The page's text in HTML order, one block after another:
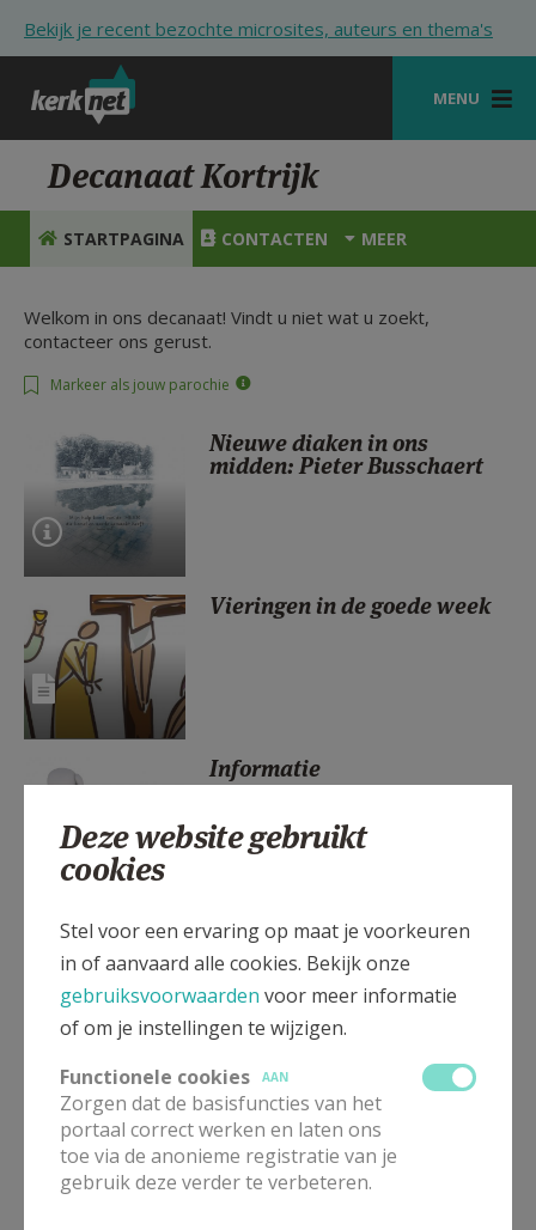
Bekijk je recent bezochte microsites, auteurs en thema's
MENU
STARTPAGINA
VIERINGEN
SHOP
STARTPAGINA PORTAAL
MIJN PAROCHIE
AANMELDEN OF REGISTREREN
Decanaat Kortrijk
STARTPAGINA CONTACTEN MEER
Welkom in ons decanaat! Vindt u niet wat u zoekt,
contacteer ons gerust.
Markeer als jouw parochie
Nieuwe diaken in ons
midden: Pieter Busschaert
Vieringen in de goede week
Informatie
The Chosen: nieuwe data!
Schrijf je nu in!
Lourdesgrot
Deze website gebruikt
cookies
Stel voor een ervaring op maat je voorkeuren
in of aanvaard alle cookies. Bekijk onze
gebruiksvoorwaarden voor meer informatie
of om je instellingen te wijzigen.
Functionele cookies
AAN
Zorgen dat de basisfuncties van het
portaal correct werken en laten ons
toe via de anonieme registratie van je
gebruik deze verder te verbeteren.